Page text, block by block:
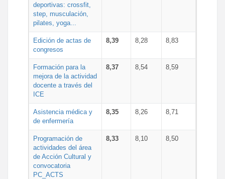
deportivas: crossfit,
step, musculación,
pilates, yoga...
Edición de actas de
congresos
8,39 8,28 8,83
Formación para la
mejora de la actividad
docente a través del
ICE
8,37 8,54 8,59
Asistencia médica y
de enfermería
8,35 8,26 8,71
Programación de
actividades del área
de Acción Cultural y
convocatoria
PC_ACTS
8,33 8,10 8,50